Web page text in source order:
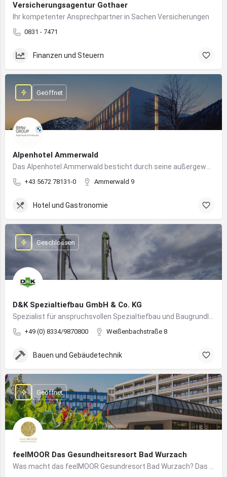
Versicherungsagentur Gothaer
Ihr kompetenter Ansprechpartner in Sachen Versicherungen
0831 - 7471
Finanzen und Steuern
Alpenhotel Ammerwald
+43 5672 78131-0 Ammerwald 9
Geöffnet
Hotel und Gastronomie
D&K Spezialtiefbau GmbH & Co. KG
+49 (0) 8334/9870800 Weißenbachstraße 8
Geschlossen
Bauen und Gebäudetechnik
feelMOOR Das Gesundheitsresort Bad Wurzach
Geöffnet